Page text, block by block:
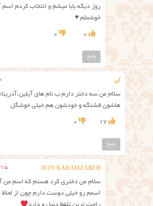
روز دیگه بابا میشم و انتخاب کردم اسم
خوشملم ♥️
0
0
پاسخ
آی
سلام من سه دختر دارم ب نام هاي
هاشون قشنگه و خودشون هم خیلی خوشگل
17
0
پاسخ
AVIN KARAMZABEH
سلام من دختری کرد هستم که اسم من
اسمم رو خیلی دوست دارم چون از